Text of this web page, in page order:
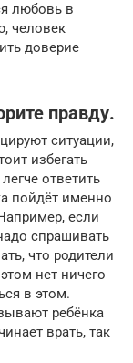
любовь в
человек
доверие
правду.
ситуации,
избегать
ответить
пойдёт именно
если
спрашивать
что родители
нет ничего
в этом.
ребёнка
врать, так